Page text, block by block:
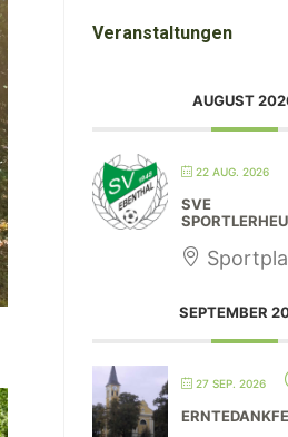
Veranstaltungen
AUGUST
22 AUG. 2026
SVE
SEPTEMBER
27 SEP. 2026